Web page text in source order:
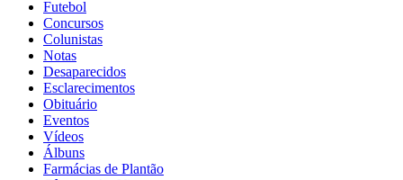
Futebol
Concursos
Colunistas
Notas
Desaparecidos
Esclarecimentos
Obituário
Eventos
Vídeos
Álbuns
Farmácias de Plantão